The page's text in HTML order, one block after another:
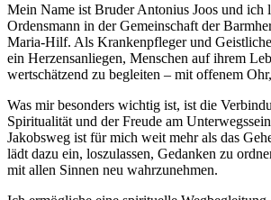
Mein Name ist Bruder Antonius Joos und ich
Ordensmann in der Gemeinschaft der
Maria-Hilf. Als Krankenpfleger und
ein Herzensanliegen, Menschen auf ihrem
wertschätzend zu begleiten – mit offenem
Was mir besonders wichtig ist, ist die
Spiritualität und der Freude am
Jakobsweg ist für mich weit mehr als das
lädt dazu ein, loszulassen, Gedanken zu
mit allen Sinnen neu wahrzunehmen.